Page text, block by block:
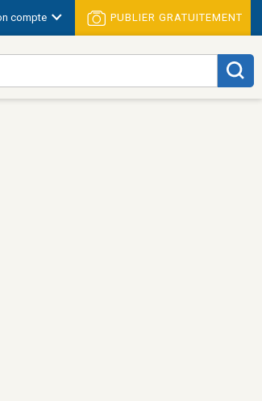
compte PUBLIER GRATUITEMENT